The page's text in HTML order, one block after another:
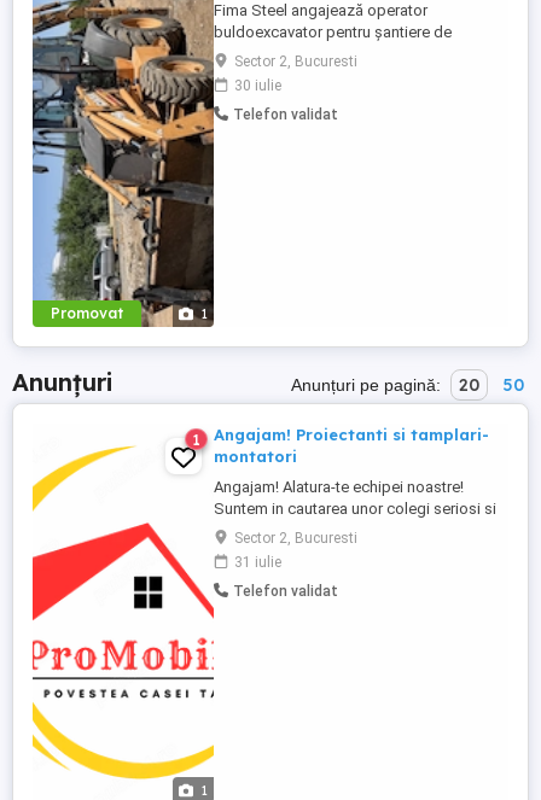
Promovat 1
Fima Steel angajează operator
buldoexcavator pentru șantiere de
construcții civile și industriale. Cerințe:
Atestat certificat de operator
buldoexcavator (valabil) Experiență
minimă 2-3 ani pe utilaj similar Cunoștințe
Sector 2, Bucuresti
30 iulie
Telefon validat
Anunțuri Anunțuri pe pagină: 20 50
1
1
Angajam! Proiectanti si tamplari-
montatori
Angajam! Alatura-te echipei noastre!
Suntem in cautarea unor colegi seriosi si
pasionati pentru urmatoarele posturi:
Proiectant mobilier PRO100 Experienta in
proiectarea mobilierului la comanda
constituie un avantaj. Cunostinte de lucru
Sector 2, Bucuresti
31 iulie
Telefon validat